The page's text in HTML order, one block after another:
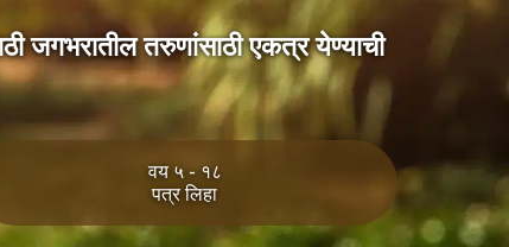
जगभरातील तरुणांसाठी एकत्र येण्याची
वय ५ - १८
पत्र लिहा